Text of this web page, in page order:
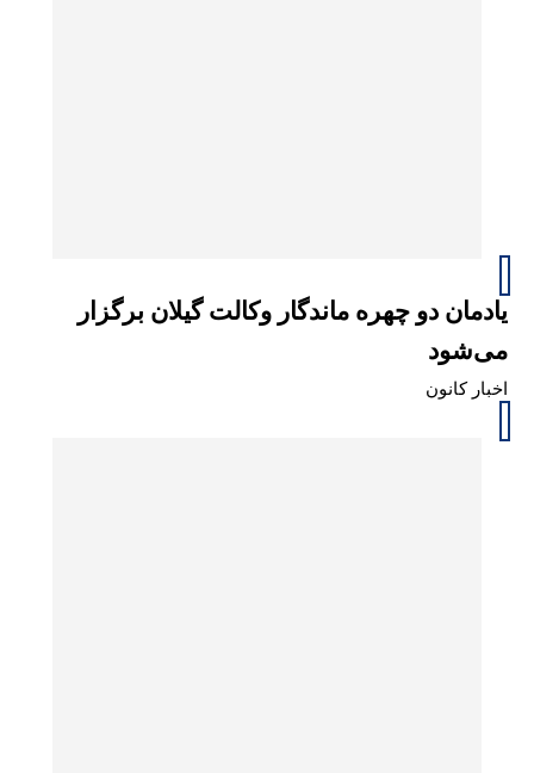
یادمان دو چهره ماندگار وکالت گیلان برگزار
می‌شود
اخبار کانون